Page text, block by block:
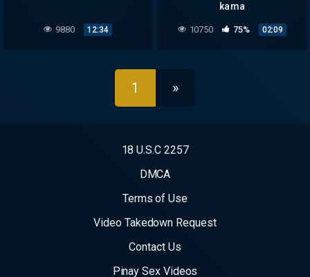
9880 12:34
kama
10750 75% 02:09
1 »
18 U.S.C 2257
DMCA
Terms of Use
Video Takedown Request
Contact Us
Pinay Sex Videos